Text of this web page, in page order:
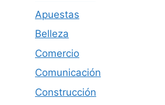
Apuestas
Belleza
Comercio
Comunicación
Construcción